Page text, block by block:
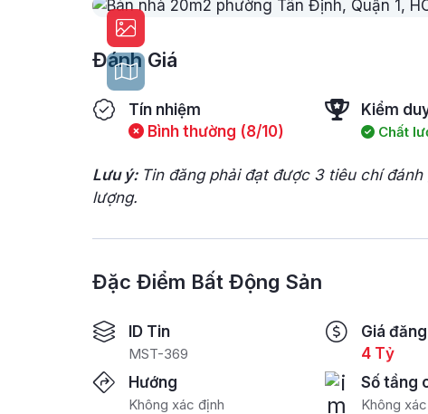
Đánh Giá
Tín nhiệm
Bình thường (8/10)
Kiểm
Chất
Lưu ý: Tin đăng phải đạt được 3 tiêu chí đánh
lượng.
Đặc Điểm Bất Động Sản
ID Tin
MST-369
Giá đăng
4 Tỷ
Hướng
Không xác định
Số tầng
Không